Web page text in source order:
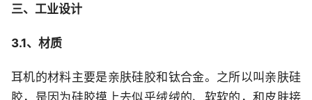
三、工业设计
3.1、材质
耳机的材料主要是亲肤硅胶和钛合金。之所以叫亲肤硅
胶，是因为硅胶摸上去似乎绒绒的、软软的，和皮肤接